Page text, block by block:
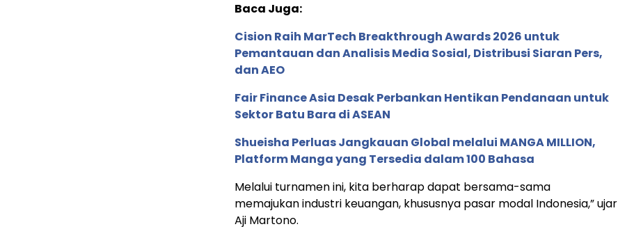
Baca Juga:
Cision Raih MarTech Breakthrough Awards 2026 untuk
Pemantauan dan Analisis Media Sosial, Distribusi Siaran Pers,
dan AEO
Fair Finance Asia Desak Perbankan Hentikan Pendanaan untuk
Sektor Batu Bara di ASEAN
Shueisha Perluas Jangkauan Global melalui MANGA MILLION,
Platform Manga yang Tersedia dalam 100 Bahasa
Melalui turnamen ini, kita berharap dapat bersama-sama
memajukan industri keuangan, khususnya pasar modal Indonesia,” ujar
Aji Martono.